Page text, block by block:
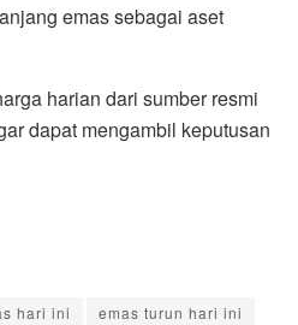
emas sebagai aset
harian dari sumber resmi
dapat mengambil keputusan
hari ini
emas turun hari ini